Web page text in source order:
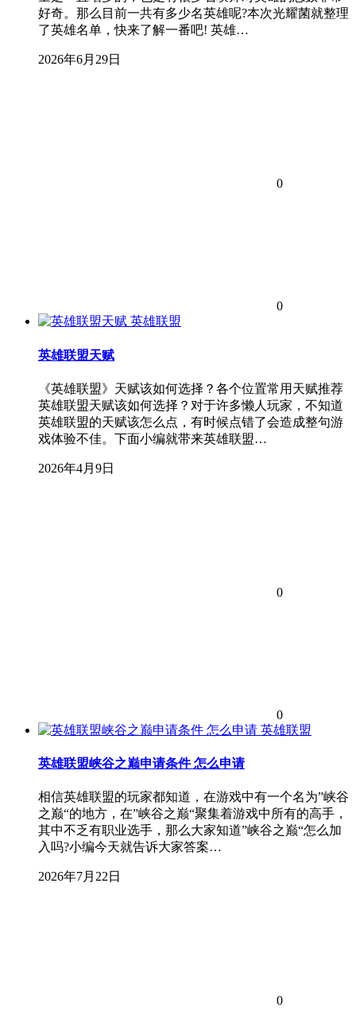
好奇。那么目前一共有多少名英雄呢?本次光耀菌就整理
了英雄名单，快来了解一番吧! 英雄…
2026年6月29日
0
0
英雄联盟
英雄联盟天赋
《英雄联盟》天赋该如何选择？各个位置常用天赋推荐
英雄联盟天赋该如何选择？对于许多懒人玩家，不知道
英雄联盟的天赋该怎么点，有时候点错了会造成整句游
戏体验不佳。下面小编就带来英雄联盟…
2026年4月9日
0
0
英雄联盟
英雄联盟峡谷之巅申请条件 怎么申请
相信英雄联盟的玩家都知道，在游戏中有一个名为”峡谷
之巅“的地方，在”峡谷之巅“聚集着游戏中所有的高手，
其中不乏有职业选手，那么大家知道”峡谷之巅“怎么加
入吗?小编今天就告诉大家答案…
2026年7月22日
0